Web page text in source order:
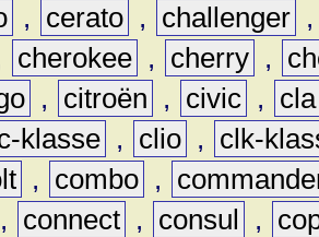
, cerato , challenger
cherokee , cherry ,
, citroën , civic ,
cla
klasse , clio ,
clk-
, combo ,
, connect , consul ,